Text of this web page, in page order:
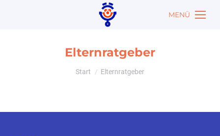
MENÜ
Elternratgeber
Sie befinden sich hier:
Start Elternratgeber